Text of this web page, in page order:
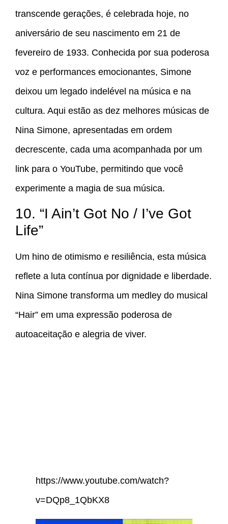
transcende gerações, é celebrada hoje, no
aniversário de seu nascimento em 21 de
fevereiro de 1933. Conhecida por sua poderosa
voz e performances emocionantes, Simone
deixou um legado indelével na música e na
cultura. Aqui estão as dez melhores músicas de
Nina Simone, apresentadas em ordem
decrescente, cada uma acompanhada por um
link para o YouTube, permitindo que você
experimente a magia de sua música.
10. “I Ain’t Got No / I’ve Got
Life”
Um hino de otimismo e resiliência, esta música
reflete a luta contínua por dignidade e liberdade.
Nina Simone transforma um medley do musical
“Hair” em uma expressão poderosa de
autoaceitação e alegria de viver.
https://www.youtube.com/watch?
v=DQp8_1QbKX8